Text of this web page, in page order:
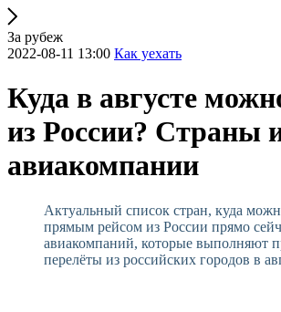
За рубеж
2022-08-11 13:00 Как уехать
Куда в августе
из России? Страны
авиакомпании
Актуальный список стран, куда
прямым рейсом из России прямо
авиакомпаний, которые выполняют
перелёты из российских городов в